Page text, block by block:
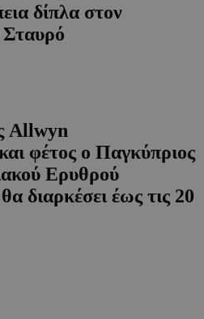
δίπλα στον
Allwyn
φέτος ο Παγκύπριος
Ερυθρού
διαρκέσει έως τις 20